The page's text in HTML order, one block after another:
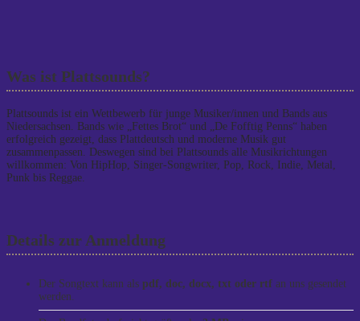
Was ist Plattsounds?
Plattsounds ist ein Wettbewerb für junge Musiker/innen und Bands aus
Niedersachsen. Bands wie „Fettes Brot“ und „De Fofftig Penns“ haben
erfolgreich gezeigt, dass Plattdeutsch und moderne Musik gut
zusammenpassen. Deswegen sind bei Plattsounds alle Musikrichtungen
willkommen: Von HipHop, Singer-Songwriter, Pop, Rock, Indie, Metal,
Punk bis Reggae.
Details zur Anmeldung
Der Songtext kann als pdf, doc, docx, txt oder rtf an uns gesendet
werden.